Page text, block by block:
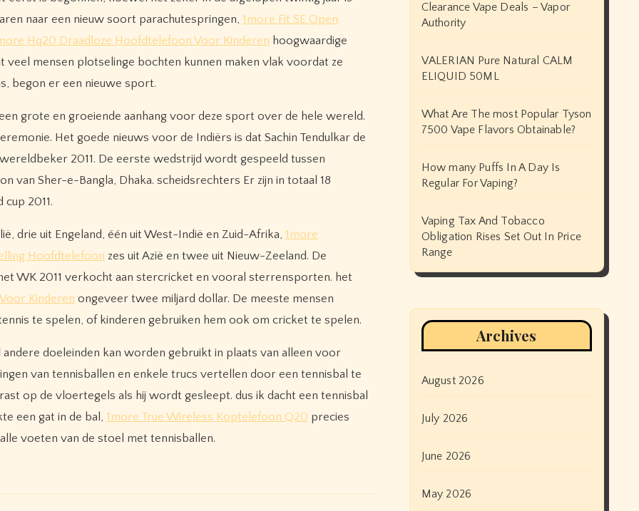
naar een nieuw soort parachutespringen, 1more Fit SE Open
Hq20 Draadloze Hoofdtelefoon Voor Kinderen hoogwaardige
veel mensen plotselinge bochten kunnen maken vlak voordat ze
begon er een nieuwe sport.
grote en groeiende aanhang voor deze sport over de hele wereld.
Het goede nieuws voor de Indiërs is dat Sachin Tendulkar de
2011. De eerste wedstrijd wordt gespeeld tussen
van Sher-e-Bangla, Dhaka. scheidsrechters Er zijn in totaal 18
2011.
drie uit Engeland, één uit West-Indië en Zuid-Afrika, 1more
Hoofdtelefoon zes uit Azië en twee uit Nieuw-Zeeland. De
WK 2011 verkocht aan stercricket en vooral sterrensporten. het
Kinderen ongeveer twee miljard dollar. De meeste mensen
te spelen, of kinderen gebruiken hem ook om cricket te spelen.
doeleinden kan worden gebruikt in plaats van alleen voor
van tennisballen en enkele trucs vertellen door een tennisbal te
op de vloertegels als hij wordt gesleept. dus ik dacht een tennisbal
een gat in de bal, 1more True Wireless Koptelefoon Q20 precies
voeten van de stoel met tennisballen.
Clearance Vape Deals – Vapor
Authority
VALERIAN Pure Natural CALM
ELIQUID 50ML
What Are The most Popular Tyson
7500 Vape Flavors Obtainable?
How many Puffs In A Day Is
Regular For Vaping?
Vaping Tax And Tobacco
Obligation Rises Set Out In Price
Range
Archives
August 2026
July 2026
June 2026
May 2026